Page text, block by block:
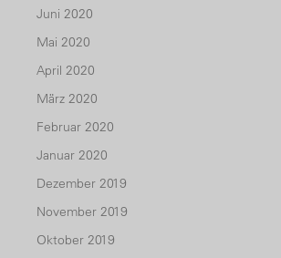
Juni 2020
Mai 2020
April 2020
März 2020
Februar 2020
Januar 2020
Dezember 2019
November 2019
Oktober 2019